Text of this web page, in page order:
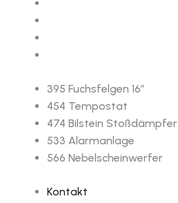
395 Fuchsfelgen 16”
454 Tempostat
474 Bilstein Stoßdämpfer
533 Alarmanlage
566 Nebelscheinwerfer
Kontakt